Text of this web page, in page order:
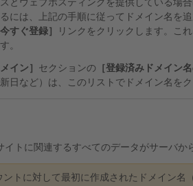
とウェブホスティングを提供している場
には、上記の手順に従ってドメイン名を追
今すぐ登録］
リンクをクリックします。こ
。
イン］ セクションの ［登録済みドメイン
日など）は、このリストでドメイン名を
トに関連するすべてのデータがサーバか
トに対して最初に作成されたドメイン名